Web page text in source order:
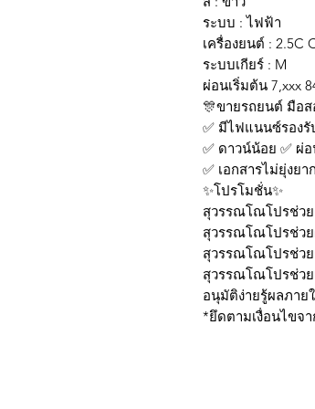
ระบบ : ไฟฟ้า
เครื่องยนต์ : 2.5C
ระบบเกี
ผ่อนเริ่มต้น 7,xxx
🎊ขายรถยนต์ มือ
✅ มีไฟแนนซ์รองรั
✅ ดาวน์น้อย ✅ ผ่
✅ เอกสารไม่ยุ่งยาก
✨โปรโมชั่น✨
สุวรรณโณโปรช่ว
สุวรรณโณโปรช่ว
สุวรรณโณโปรช่ว
สุวรรณโณโปรช่วย
อนุมัติง่ายรู้ผลภาย
*ยึดตามเงื่อนไขจ